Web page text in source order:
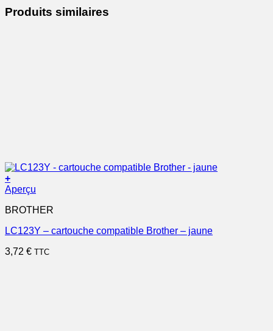
Produits similaires
+
Aperçu
BROTHER
LC123Y – cartouche compatible Brother – jaune
3,72 € TTC